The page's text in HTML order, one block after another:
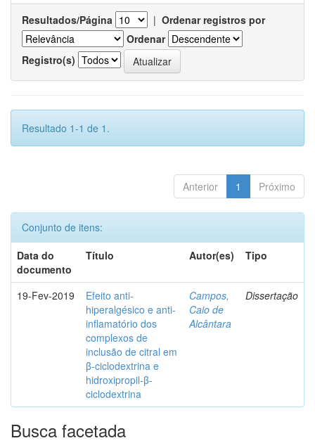
Resultados/Página | Ordenar registros por
Ordenar
Registro(s)
Resultado 1-1 de 1.
Anterior 1 Próximo
Conjunto de itens:
Data do
documento
Título Autor(es) Tipo
19-Fev-2019
Efeito anti-
hiperalgésico e anti-
inflamatório dos
complexos de
inclusão de citral em
β-ciclodextrina e
hidroxipropil-β-
ciclodextrina
Campos,
Caio de
Alcântara
Dissertação
Busca facetada